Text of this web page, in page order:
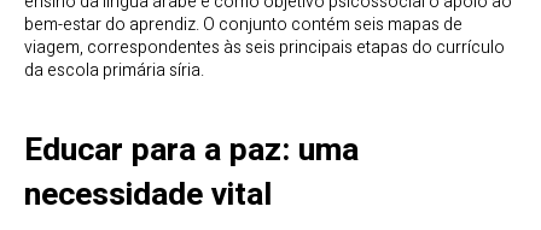
bem-estar do aprendiz. O conjunto contém seis mapas de
viagem, correspondentes às seis principais etapas do currículo
da escola primária síria.
Educar para a paz: uma
necessidade vital